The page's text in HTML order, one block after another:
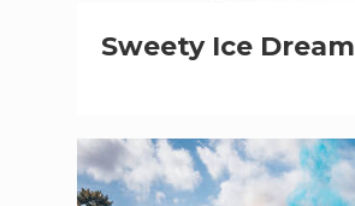
Sweety Ice Dream